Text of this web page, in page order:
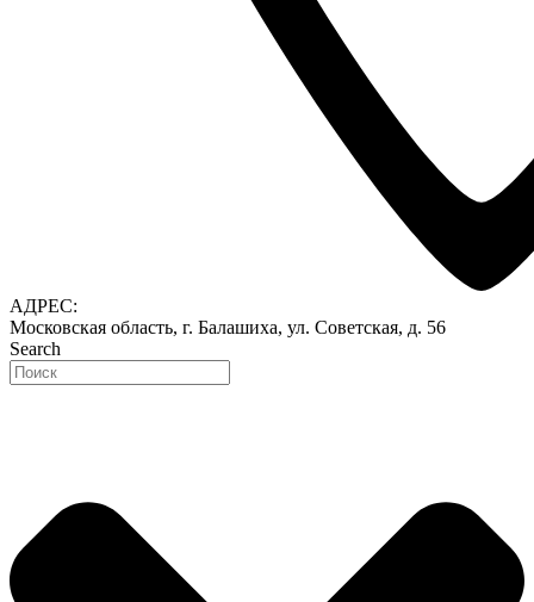
АДРЕС:
Московская область, г. Балашиха, ул. Советская, д. 56
Search